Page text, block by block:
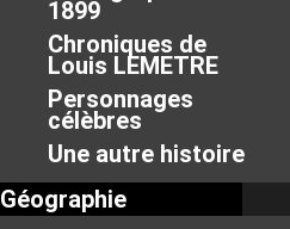
1899
Chroniques de
Louis LEMETRE
Personnages
célèbres
Une autre histoire
Géographie